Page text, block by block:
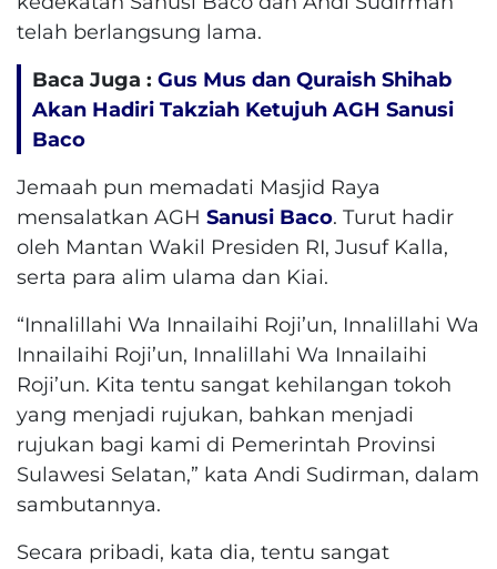
telah berlangsung lama.
Baca Juga : Gus Mus dan Quraish Shihab
Akan Hadiri Takziah Ketujuh AGH Sanusi
Baco
Jemaah pun memadati Masjid Raya
mensalatkan AGH Sanusi Baco. Turut hadir
oleh Mantan Wakil Presiden RI, Jusuf Kalla,
serta para alim ulama dan Kiai.
“Innalillahi Wa Innailaihi Roji’un, Innalillahi Wa
Innailaihi Roji’un, Innalillahi Wa Innailaihi
Roji’un. Kita tentu sangat kehilangan tokoh
yang menjadi rujukan, bahkan menjadi
rujukan bagi kami di Pemerintah Provinsi
Sulawesi Selatan,” kata Andi Sudirman, dalam
sambutannya.
Secara pribadi, kata dia, tentu sangat